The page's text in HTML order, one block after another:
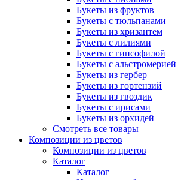
Букеты из фруктов
Букеты с тюльпанами
Букеты из хризантем
Букеты с лилиями
Букеты с гипсофилой
Букеты с альстромерией
Букеты из гербер
Букеты из гортензий
Букеты из гвоздик
Букеты с ирисами
Букеты из орхидей
Смотреть все товары
Композиции из цветов
Композиции из цветов
Каталог
Каталог